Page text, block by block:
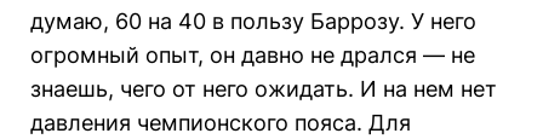
думаю, 60 на 40 в пользу Баррозу. У него
огромный опыт, он давно не дрался — не
знаешь, чего от него ожидать. И на нем нет
давления чемпионского пояса. Для